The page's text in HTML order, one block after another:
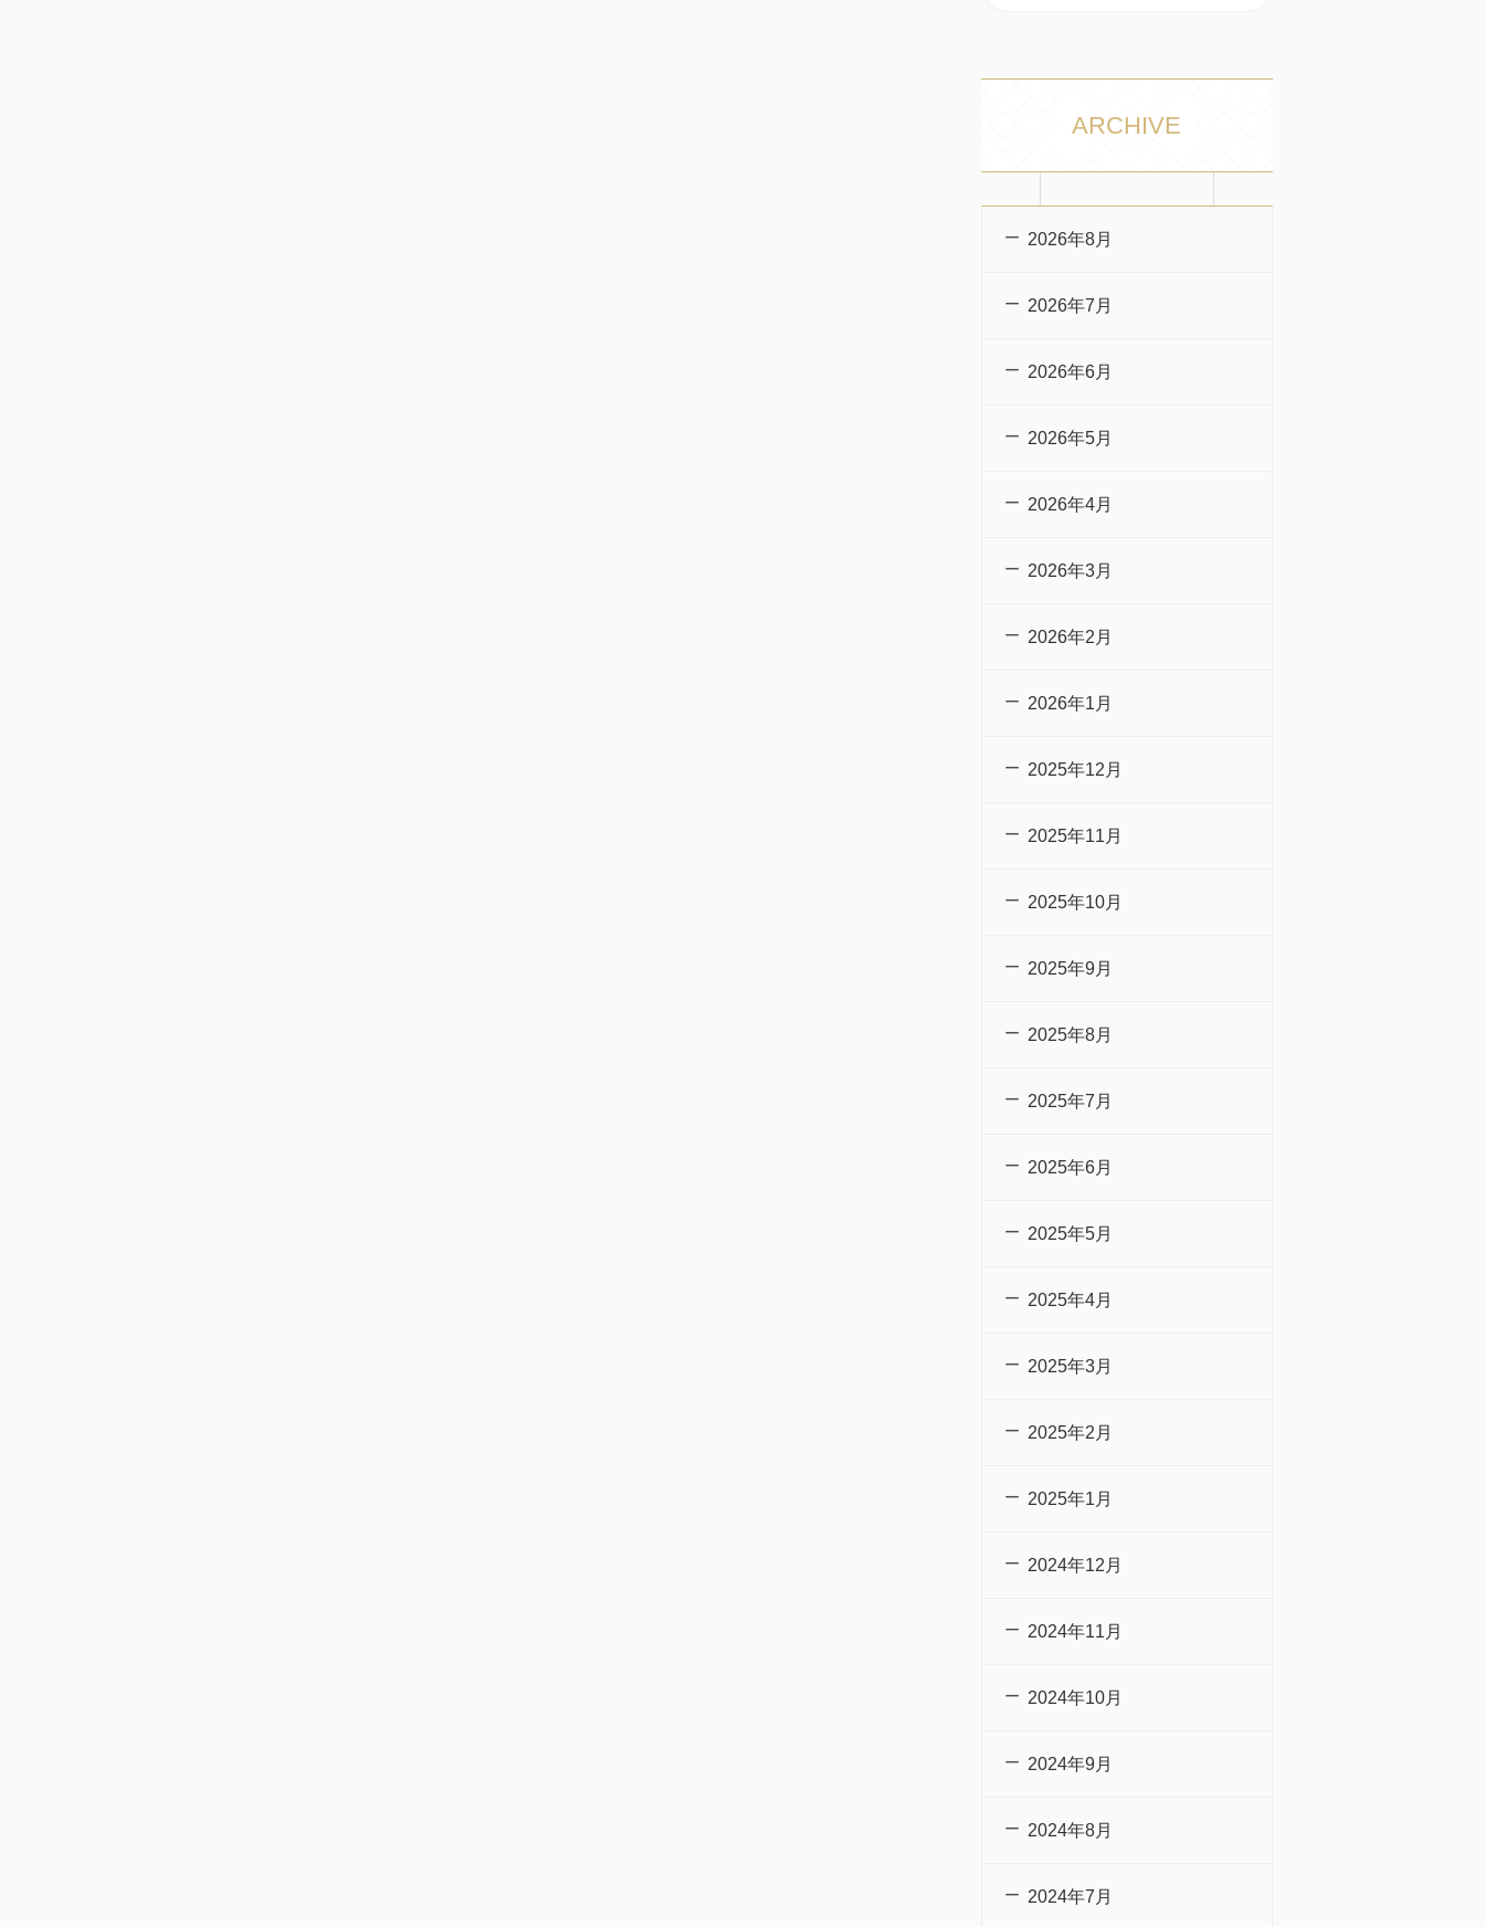
ARCHIVE
2026年8月
2026年7月
2026年6月
2026年5月
2026年4月
2026年3月
2026年2月
2026年1月
2025年12月
2025年11月
2025年10月
2025年9月
2025年8月
2025年7月
2025年6月
2025年5月
2025年4月
2025年3月
2025年2月
2025年1月
2024年12月
2024年11月
2024年10月
2024年9月
2024年8月
2024年7月